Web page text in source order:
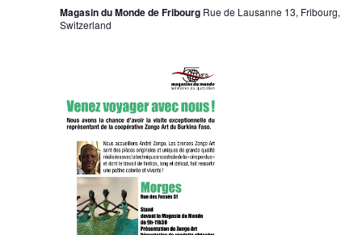
Magasin du Monde de Fribourg Rue de Lausanne 13, Fribourg,
Switzerland